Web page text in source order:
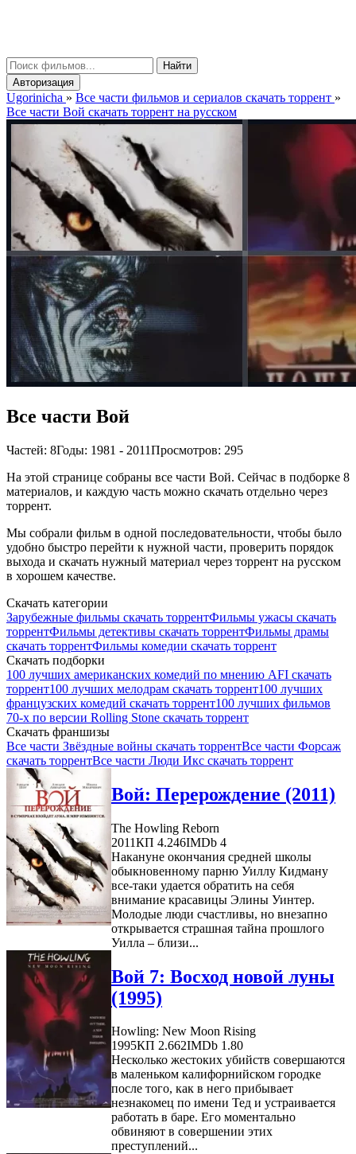
Найти
Авторизация
Ugorinicha » Все части фильмов и сериалов скачать торрент »
Все части Вой скачать торрент на русском
Все части Вой
Частей: 8Годы: 1981 - 2011Просмотров: 295
На этой странице собраны все части Вой. Сейчас в подборке 8
материалов, и каждую часть можно скачать отдельно через
торрент.
Мы собрали фильм в одной последовательности, чтобы было
удобно быстро перейти к нужной части, проверить порядок
выхода и скачать нужный материал через торрент на русском
в хорошем качестве.
Скачать категории
Зарубежные фильмы скачать торрентФильмы ужасы скачать
торрентФильмы детективы скачать торрентФильмы драмы
скачать торрентФильмы комедии скачать торрент
Скачать подборки
100 лучших американских комедий по мнению AFI скачать
торрент100 лучших мелодрам скачать торрент100 лучших
французских комедий скачать торрент100 лучших фильмов
70-х по версии Rolling Stone скачать торрент
Скачать франшизы
Все части Звёздные войны скачать торрентВсе части Форсаж
скачать торрентВсе части Люди Икс скачать торрент
Вой: Перерождение (2011)
The Howling Reborn
2011КП 4.246IMDb 4
Накануне окончания средней школы
обыкновенному парню Уиллу Кидману
все-таки удается обратить на себя
внимание красавицы Элины Уинтер.
Молодые люди счастливы, но внезапно
открывается страшная тайна прошлого
Уилла – близи...
Вой 7: Восход новой луны
(1995)
Howling: New Moon Rising
1995КП 2.662IMDb 1.80
Несколько жестоких убийств совершаются
в маленьком калифорнийском городке
после того, как в него прибывает
незнакомец по имени Тед и устраивается
работать в баре. Его моментально
обвиняют в совершении этих
преступлений...